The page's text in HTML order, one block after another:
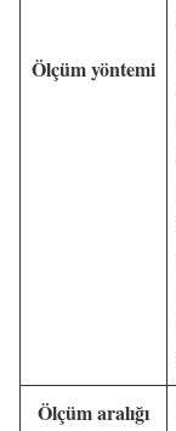
Ölçüm yöntemi
Ölçüm aralığı